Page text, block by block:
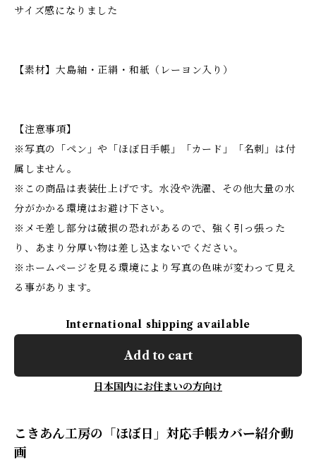
サイズ感になりました
【素材】大島紬・正絹・和紙（レーヨン入り）
【注意事項】
※写真の「ペン」や「ほぼ日手帳」「カード」「名刺」は付
属しません。
※この商品は表装仕上げです。水没や洗濯、その他大量の水
分がかかる環境はお避け下さい。
※メモ差し部分は破損の恐れがあるので、強く引っ張った
り、あまり分厚い物は差し込まないでください。
※ホームページを見る環境により写真の色味が変わって見え
る事があります。
International shipping available
Add to cart
日本国内にお住まいの方向け
こきあん工房の「ほぼ日」対応手帳カバー紹介動
画